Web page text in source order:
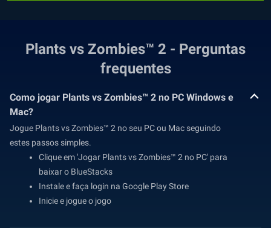
Plants vs Zombies™ 2 - Perguntas
frequentes
Como jogar Plants vs Zombies™ 2 no PC Windows e
Mac?
Jogue Plants vs Zombies™ 2 no seu PC ou Mac seguindo
estes passos simples.
Clique em 'Jogar Plants vs Zombies™ 2 no PC' para
baixar o BlueStacks
Instale e faça login na Google Play Store
Inicie e jogue o jogo